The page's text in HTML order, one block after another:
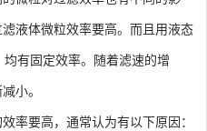
液体微粒效率要高。而且用液态
有固定效率。随着滤速的增
小。
率要高，通常认为有以下原因：